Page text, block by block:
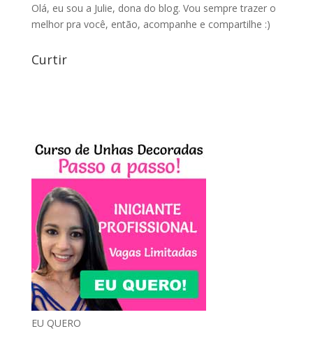
Olá, eu sou a Julie, dona do blog. Vou sempre trazer o
melhor pra você, então, acompanhe e compartilhe :)
Curtir
EU QUERO